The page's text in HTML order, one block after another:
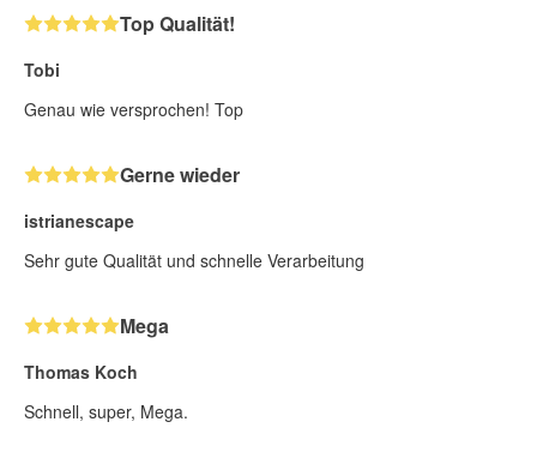
Top Qualität!
Tobi
Genau wie versprochen! Top
Gerne wieder
istrianescape
Sehr gute Qualität und schnelle Verarbeitung
Mega
Thomas Koch
Schnell, super, Mega.